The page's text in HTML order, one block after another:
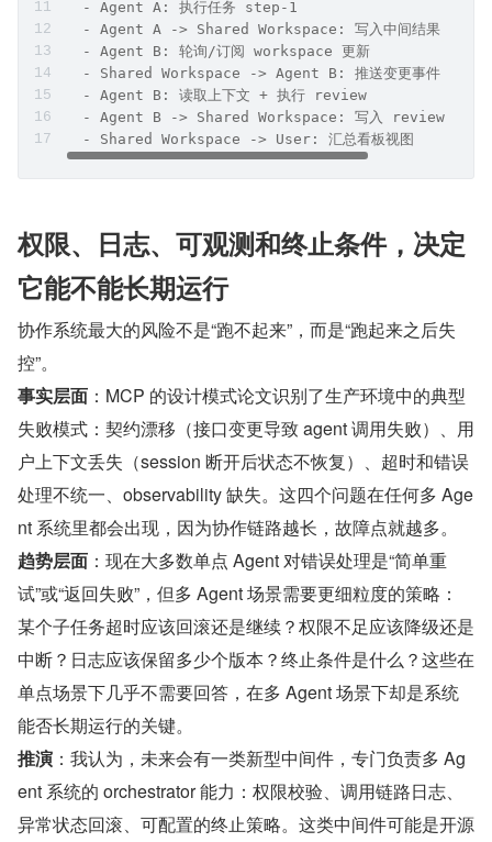
  - Agent A: 执行任务 step-1
- Agent A -> Shared Workspace: 写入中间结果 +
  - Agent B: 轮询/订阅 workspace 更新
  - Shared Workspace -> Agent B: 推送变更事件
  - Agent B: 读取上下文 + 执行 review
  - Agent B -> Shared Workspace: 写入 review 结果
  - Shared Workspace -> User: 汇总看板视图
权限、日志、可观测和终止条件，决定
它能不能长期运行
协作系统最大的风险不是“跑不起来”，而是“跑起来之后失
控”。
事实层面 ：MCP 的设计模式论文识别了生产环境中的典型
失败模式：契约漂移（接口变更导致 agent 调用失败）、用
户上下文丢失（session 断开后状态不恢复）、超时和错误
处理不统一、observability 缺失。这四个问题在任何多 Age
nt 系统里都会出现，因为协作链路越长，故障点就越多。
趋势层面 ：现在大多数单点 Agent 对错误处理是“简单重
试”或“返回失败”，但多 Agent 场景需要更细粒度的策略：
某个子任务超时应该回滚还是继续？权限不足应该降级还是
中断？日志应该保留多少个版本？终止条件是什么？这些在
单点场景下几乎不需要回答，在多 Agent 场景下却是系统
能否长期运行的关键。
推演 ：我认为，未来会有一类新型中间件，专门负责多 Ag
ent 系统的 orchestrator 能力：权限校验、调用链路日志、
异常状态回滚、可配置的终止策略。这类中间件可能是开源